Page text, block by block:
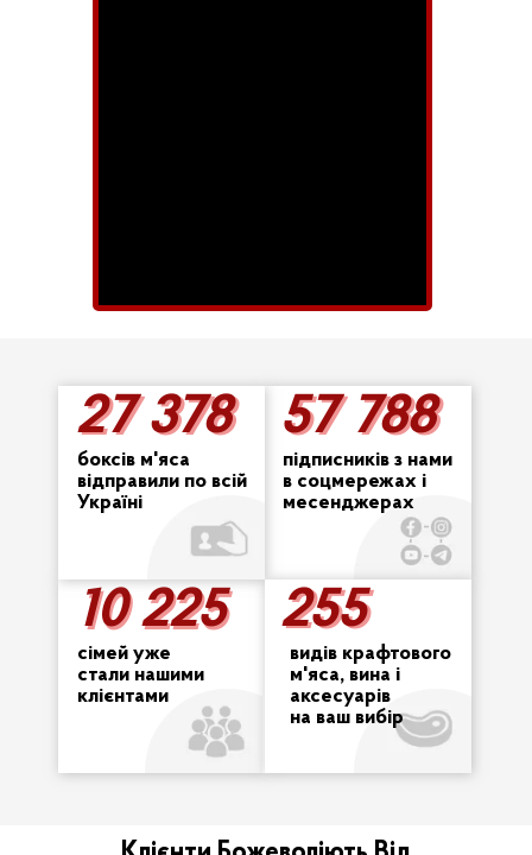
10 225
10 225
сімей уже
стали нашими
клієнтами
57 788
57 788
27 378
27 378
боксів м'яса
відправили по всій
Україні
255
255
видів крафтового
м'яса, вина і
аксесуарів
на ваш вибір
підписників з нами
в соцмережах і
месенджерах